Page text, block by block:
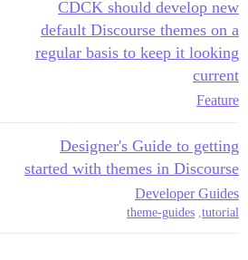
CDCK should develop new
default Discourse themes on a
regular basis to keep it looking
current
Feature
Designer's Guide to getting
started with themes in Discourse
Developer Guides
tutorial
,
theme-guides